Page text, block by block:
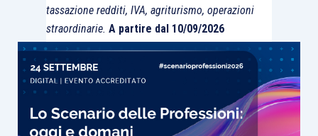
tassazione redditi, IVA, agriturismo, operazioni
straordinarie. A partire dal 10/09/2026